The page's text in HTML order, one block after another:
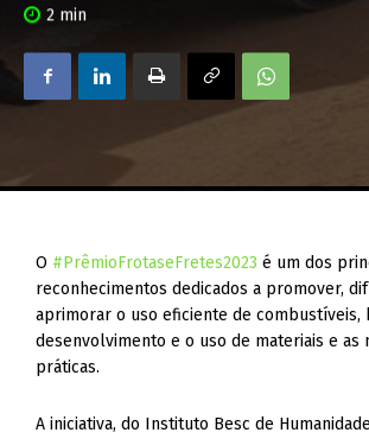
2 min
O #PrêmioFrotaseFretes2023 é um dos
reconhecimentos dedicados a promover,
aprimorar o uso eficiente de combustíveis,
desenvolvimento e o uso de materiais e as
práticas.
A iniciativa, do Instituto Besc de